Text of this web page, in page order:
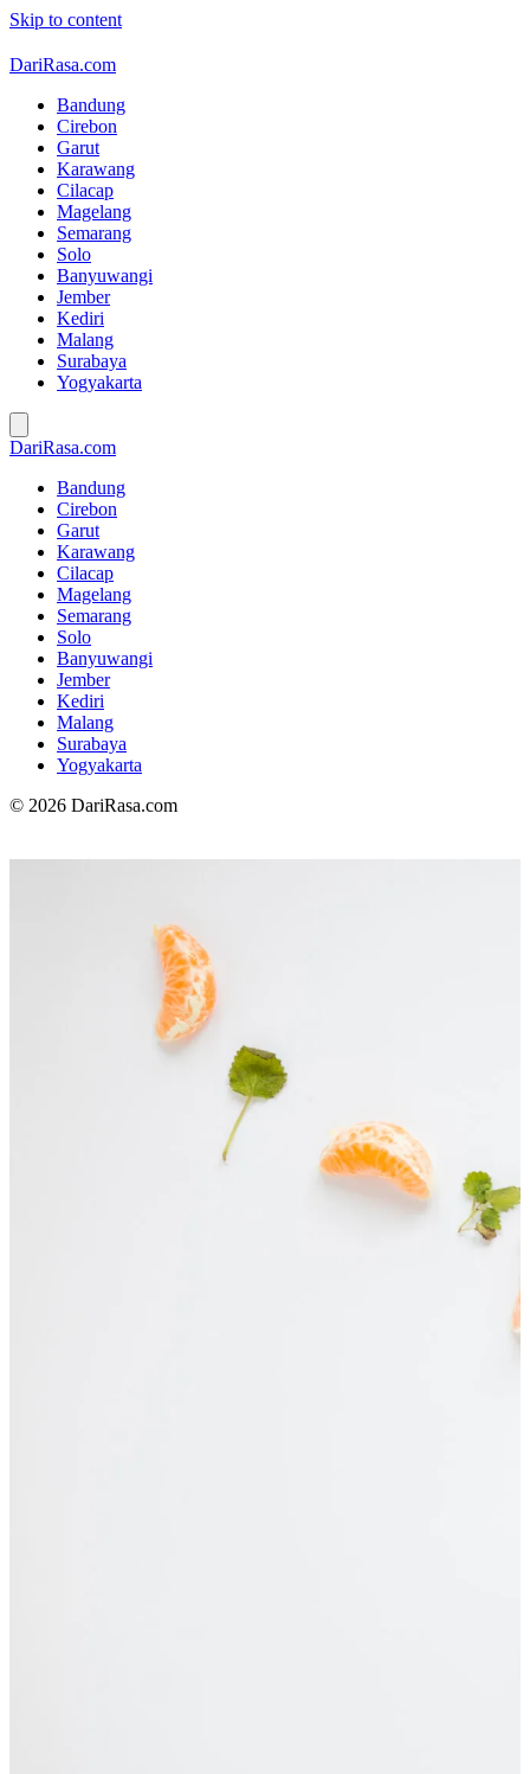
Skip to content
DariRasa.com
Bandung
Cirebon
Garut
Karawang
Cilacap
Magelang
Semarang
Solo
Banyuwangi
Jember
Kediri
Malang
Surabaya
Yogyakarta
DariRasa.com
Bandung
Cirebon
Garut
Karawang
Cilacap
Magelang
Semarang
Solo
Banyuwangi
Jember
Kediri
Malang
Surabaya
Yogyakarta
© 2026 DariRasa.com